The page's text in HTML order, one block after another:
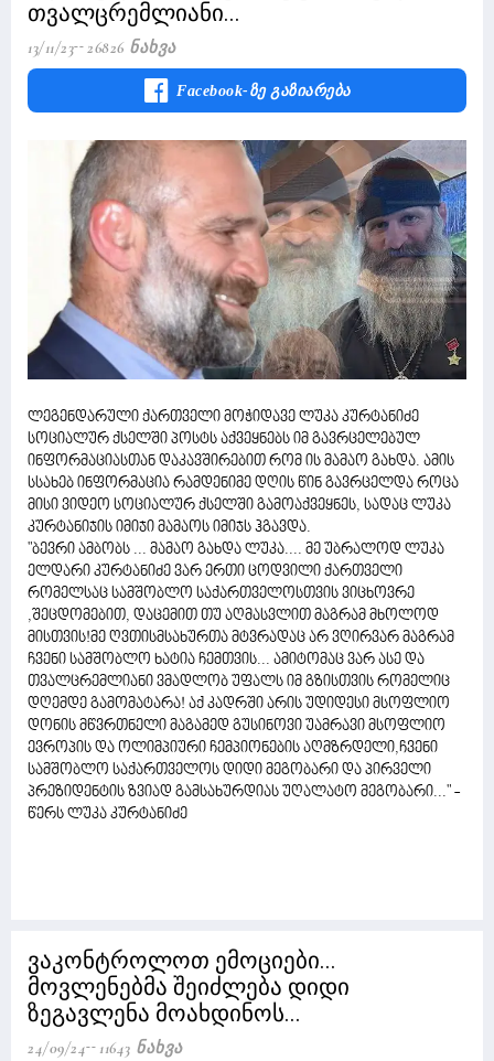
თვალცრემლიანი...
13/11/23 26826 Ნახვა
Facebook-Ზე Გაზიარება
ლეგენდარული ქართველი მოჭიდავე ლუკა კურტანიძე
სოციალურ ქსელში პოსტს აქვეყნებს იმ გავრცელებულ
ინფორმაციასთან დაკავშირებით რომ ის მამაო გახდა. ამის
სსახებ ინფორმაცია რამდენიმე დღის წინ გავრცელდა როცა
მისი ვიდეო სოციალურ ქსელში გამოაქვეყნეს, სადაც ლუკა
კურტანიჯის იმიჯი მამაოს იმიჯს ჰგავდა.
"ბევრი ამბობს ... მამაო გახდა ლუკა.... მე უბრალოდ ლუკა
ელდარი კურტანიძე ვარ ერთი ცოდვილი ქართველი
რომელსაც სამშობლო საქართველოსთვის ვიცხოვრე
,შეცდომებით, დაცემით თუ აღმასვლით მაგრამ მხოლოდ
მისთვის!მე ღვთისმსახურთა მტვრადაც არ ვღირვარ მაგრამ
ჩვენი სამშობლო ხატია ჩემთვის... ამიტომაც ვარ ასე და
თვალცრემლიანი ვმადლობ უფალს იმ გზისთვის რომელიც
დღემდე გამომატარა! აქ კადრში არის უდიდესი მსოფლიო
დონის მწვრთნელი მაგამედ გუსინოვი უამრავი მსოფლიო
ევროპის და ოლიმპიური ჩემპიონების აღმზრდელი,ჩვენი
სამშობლო საქართველოს დიდი მეგობარი და პირველი
პრეზიდენტის ზვიად გამსახურდიას უღალატო მეგობარი..." -
წერს ლუკა კურტანიძე
ვაკონტროლოთ ემოციები...
მოვლენებმა შეიძლება დიდი
ზეგავლენა მოახდინოს...
24/09/24 11643 Ნახვა